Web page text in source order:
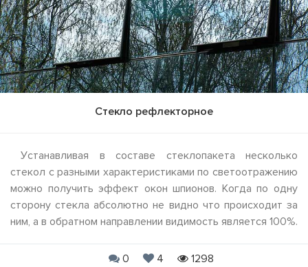
Стекло рефлекторное
Устанавливая в составе стеклопакета несколько
стекол с разными характеристиками по светоотражению
можно получить эффект окон шпионов. Когда по одну
сторону стекла абсолютно не видно что происходит за
ним, а в обратном направлении видимость является 100%.
0 4 1298